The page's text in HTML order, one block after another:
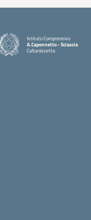
Istituto Comprensivo
A.Caponnetto - Sciascia
Caltanissetta